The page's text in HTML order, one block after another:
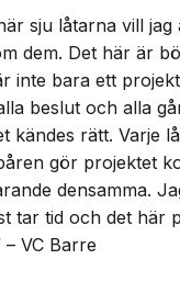
sju låtarna vill jag
dem. Det här är
inte bara ett
beslut och alla
kändes rätt. Varje
gör projektet
densamma.
tar tid och det här
– VC Barre